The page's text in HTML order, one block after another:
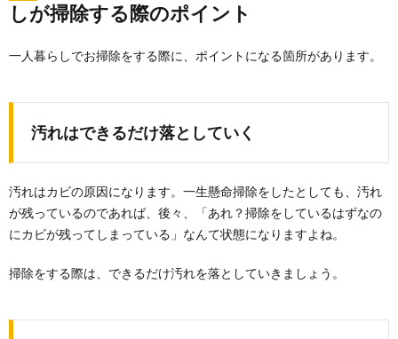
しが掃除する際のポイント
一人暮らしでお掃除をする際に、ポイントになる箇所があります。
汚れはできるだけ落としていく
汚れはカビの原因になります。一生懸命掃除をしたとしても、汚れ
が残っているのであれば、後々、「あれ？掃除をしているはずなの
にカビが残ってしまっている」なんて状態になりますよね。
掃除をする際は、できるだけ汚れを落としていきましょう。